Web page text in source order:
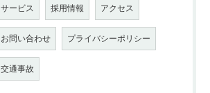
サービス 採用情報 アクセス
お問い合わせ プライバシーポリシー
交通事故